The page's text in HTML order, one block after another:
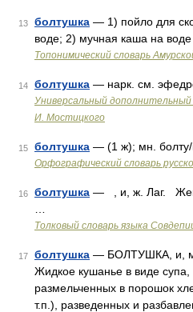
13 болтушка — 1) пойло для
воде; 2) мучная каша на воде
Топонимический словарь
14 болтушка — нарк. см.
Универсальный
И. Мостицкого
15 болтушка — (1 ж); мн. болту/
Орфографический словарь
16 болтушка — , и, ж. Лаг.
Толковый словарь языка
17 болтушка — БОЛТУШКА, и,
Жидкое кушанье в виде супа,
размельченных в порошок
т.п.), разведенных и